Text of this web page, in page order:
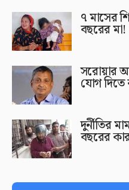
৭ মাসের
বছরের মা!
সরোয়ার
যোগ দিতে
দুর্নীতির
বছরের